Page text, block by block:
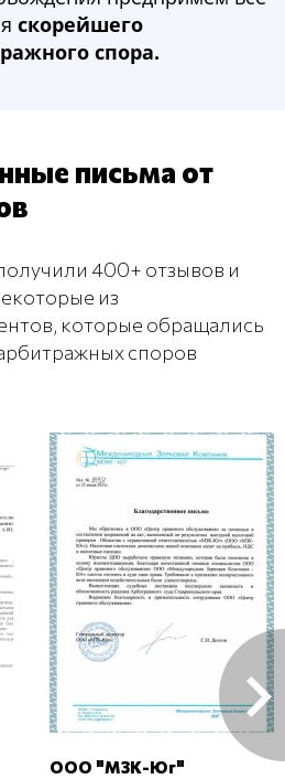
скорейшего
спора.
письма от
400+ отзывов и
из
которые обращались
споров
ООО "МЗК-Юг"